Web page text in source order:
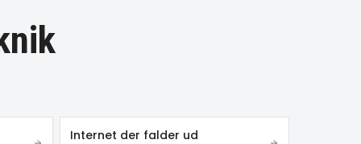
Internet der falder ud